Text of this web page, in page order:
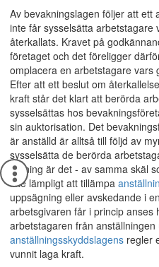
Av bevakningslagen följer att ett
inte får sysselsätta arbetstagare
återkallats. Kravet på
företaget och det föreligger
omplacera en arbetstagare vars
Efter att ett beslut om
kraft står det klart att berörda
sysselsättas hos
sin auktorisation. Det
är anställd är alltså till följd av
sysselsätta de berörda
mening är det - av samma skäl
inte lämpligt att tillämpa
uppsägning eller avskedande i
arbetsgivaren får i princip anses
arbetstagaren från
anställningsskyddslagens regler
vunnit laga kraft.